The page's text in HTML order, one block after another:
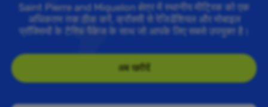
Saint Pierre and Miquelon क्षेत्र में स्थानीय मीट्रिक को एक
अधिकतम तक ठीक करें, क्रॉक्सी से रेजिडेंशियल और मोबाइल
प्रॉक्सियों के टैरिफ पैकेज के साथ जो आपके लिए सबसे उपयुक्त है।
अब खरीदें